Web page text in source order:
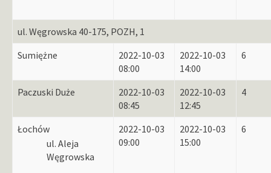
ul. Węgrowska 40-175, POZH, 1
Sumiężne
2022-10-03
08:00
2022-10-03
14:00
6
Paczuski Duże
2022-10-03
08:45
2022-10-03
12:45
4
Łochów
ul. Aleja
Węgrowska
2022-10-03
09:00
2022-10-03
15:00
6